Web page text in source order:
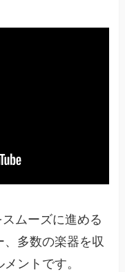
ムーズに進める
多数の楽器を収
ントです。